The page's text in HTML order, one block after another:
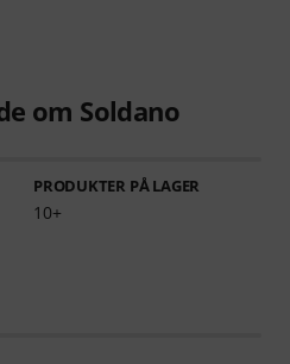
om Soldano
PRODUKTER PÅ LAGER
10+